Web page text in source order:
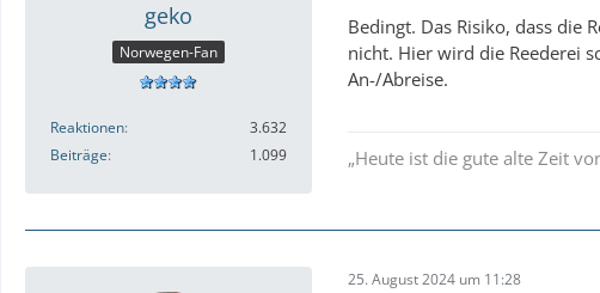
geko
Norwegen-Fan
Reaktionen
3.632
Beiträge
1.099
Bedingt. Das Risiko, dass die
nicht. Hier wird die Reederei
An-/Abreise.
„Heute ist die gute alte Zeit
25. August 2024 um 11:28